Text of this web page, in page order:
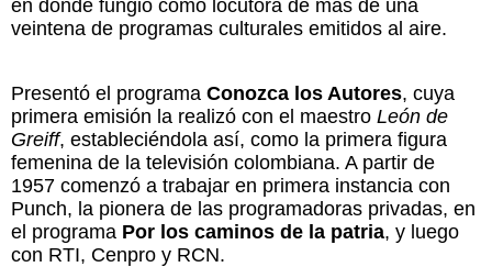
en donde fungió como locutora de más de una
veintena de programas culturales emitidos al aire.
Presentó el programa Conozca los Autores, cuya
primera emisión la realizó con el maestro León de
Greiff, estableciéndola así, como la primera figura
femenina de la televisión colombiana. A partir de
1957 comenzó a trabajar en primera instancia con
Punch, la pionera de las programadoras privadas, en
el programa Por los caminos de la patria, y luego
con RTI, Cenpro y RCN.